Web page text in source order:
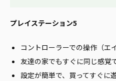
プレイステーション5
コントローラーでの操作（エ
友達の家でもすぐに同じ感覚
設定が簡単で、買ってすぐに